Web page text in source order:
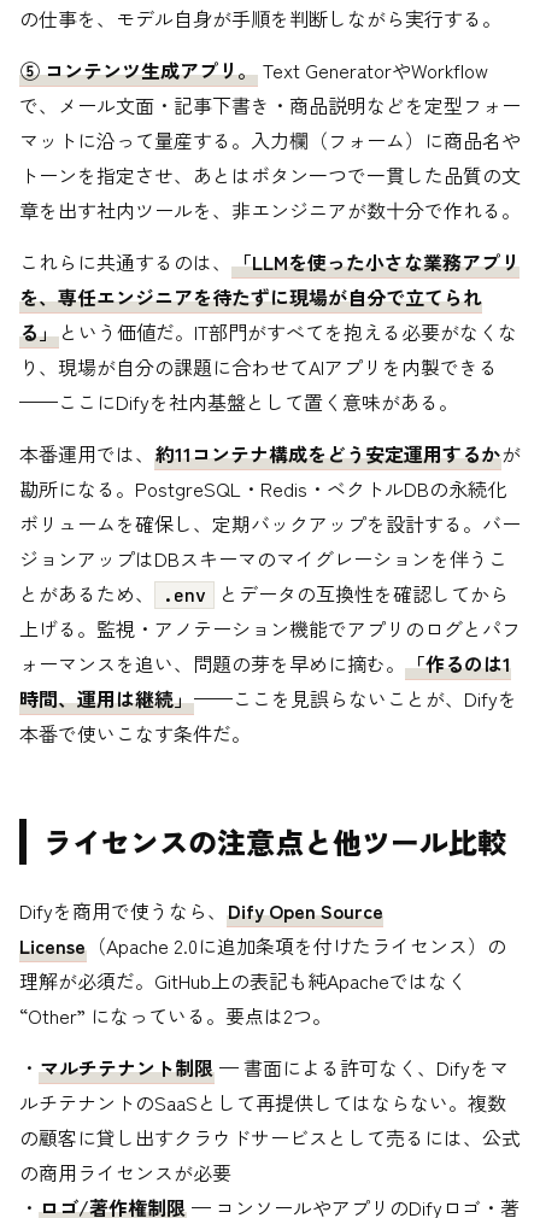
の仕事を、モデル自身が手順を判断しながら実行する。
⑤ コンテンツ生成アプリ。 Text GeneratorやWorkflow
で、メール文面・記事下書き・商品説明などを定型フォー
マットに沿って量産する。入力欄（フォーム）に商品名や
トーンを指定させ、あとはボタン一つで一貫した品質の文
章を出す社内ツールを、非エンジニアが数十分で作れる。
これらに共通するのは、 「LLMを使った小さな業務アプリ
を、専任エンジニアを待たずに現場が自分で立てられ
る」という価値だ。IT部門がすべてを抱える必要がなくな
り、現場が自分の課題に合わせてAIアプリを内製できる
——ここにDifyを社内基盤として置く意味がある。
本番運用では、 約11コンテナ構成をどう安定運用するかが
勘所になる。PostgreSQL・Redis・ベクトルDBの永続化
ボリュームを確保し、定期バックアップを設計する。バー
ジョンアップはDBスキーマのマイグレーションを伴うこ
とがあるため、
.env
とデータの互換性を確認してから
上げる。監視・アノテーション機能でアプリのログとパフ
ォーマンスを追い、問題の芽を早めに摘む。 「作るのは1
時間、運用は継続」——ここを見誤らないことが、Difyを
本番で使いこなす条件だ。
ライセンスの注意点と他ツール比較
Difyを商用で使うなら、 Dify Open Source
License （Apache 2.0に追加条項を付けたライセンス）の
理解が必須だ。GitHub上の表記も純Apacheではなく
“Other” になっている。要点は2つ。
・ マルチテナント制限 — 書面による許可なく、Difyをマ
ルチテナントのSaaSとして再提供してはならない。複数
の顧客に貸し出すクラウドサービスとして売るには、公式
の商用ライセンスが必要
・ ロゴ/著作権制限 — コンソールやアプリのDifyロゴ・著